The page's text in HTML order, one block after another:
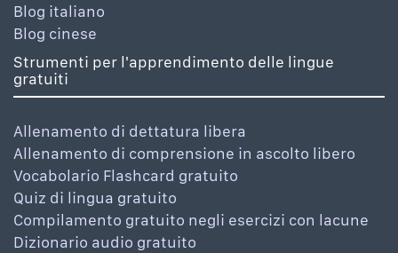
Blog italiano
Blog cinese
Strumenti per l'apprendimento delle lingue
gratuiti
Allenamento di dettatura libera
Allenamento di comprensione in ascolto libero
Vocabolario Flashcard gratuito
Quiz di lingua gratuito
Compilamento gratuito negli esercizi con lacune
Dizionario audio gratuito